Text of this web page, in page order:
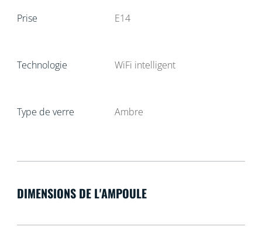
Prise E14
Technologie WiFi intelligent
Type de verre Ambre
DIMENSIONS DE L'AMPOULE